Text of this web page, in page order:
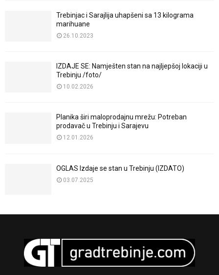
Trebinjac i Sarajlija uhapšeni sa 13 kilograma
marihuane
26.10.2023
IZDAJE SE: Namješten stan na najljepšoj lokaciji u
Trebinju /foto/
10.02.2026
Planika širi maloprodajnu mrežu: Potreban
prodavač u Trebinju i Sarajevu
12.01.2026
OGLAS Izdaje se stan u Trebinju (IZDATO)
03.07.2025